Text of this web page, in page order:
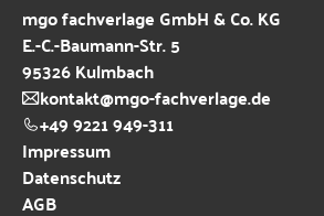
mgo fachverlage GmbH & Co. KG
E.-C.-Baumann-Str. 5
95326 Kulmbach
kontakt@mgo-fachverlage.de
+49 9221 949-311
Impressum
Datenschutz
AGB